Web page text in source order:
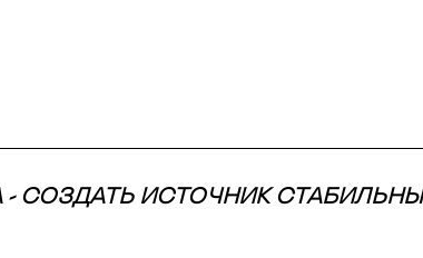
- СОЗДАТЬ ИСТОЧНИК